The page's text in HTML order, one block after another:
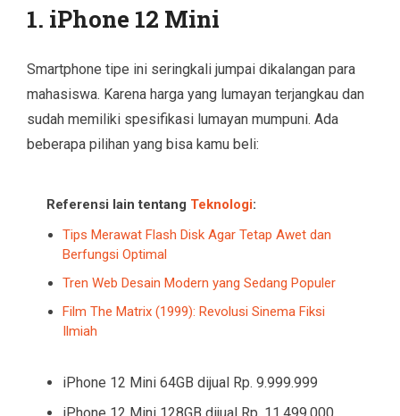
1. iPhone 12 Mini
Smartphone tipe ini seringkali jumpai dikalangan para
mahasiswa. Karena harga yang lumayan terjangkau dan
sudah memiliki spesifikasi lumayan mumpuni. Ada
beberapa pilihan yang bisa kamu beli:
Referensi lain tentang Teknologi:
Tips Merawat Flash Disk Agar Tetap Awet dan
Berfungsi Optimal
Tren Web Desain Modern yang Sedang Populer
Film The Matrix (1999): Revolusi Sinema Fiksi
Ilmiah
iPhone 12 Mini 64GB dijual Rp. 9.999.999